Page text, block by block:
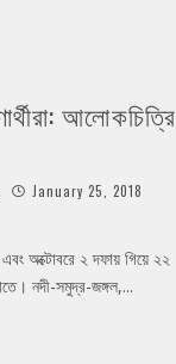
আলোকচিত্রি
January 25, 2018
অক্টোবরে ২ দফায় গিয়ে ২২
নদী-সমুদ্র-জঙ্গল,...